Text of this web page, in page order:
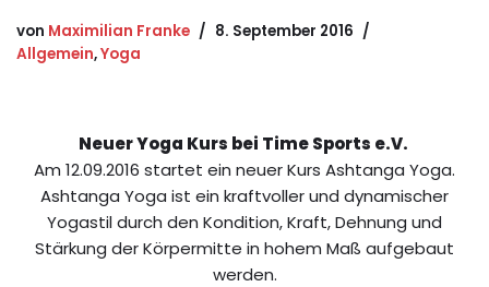
von Maximilian Franke
8. September 2016
Allgemein,Yoga
Neuer Yoga Kurs bei Time Sports e.V.
Am 12.09.2016 startet ein neuer Kurs Ashtanga Yoga.
Ashtanga Yoga ist ein kraftvoller und dynamischer
Yogastil durch den Kondition, Kraft, Dehnung und
Stärkung der Körpermitte in hohem Maß aufgebaut
werden.